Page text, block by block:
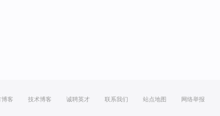
博客 技术博客 诚聘英才 联系我们 站点地图 网络举报